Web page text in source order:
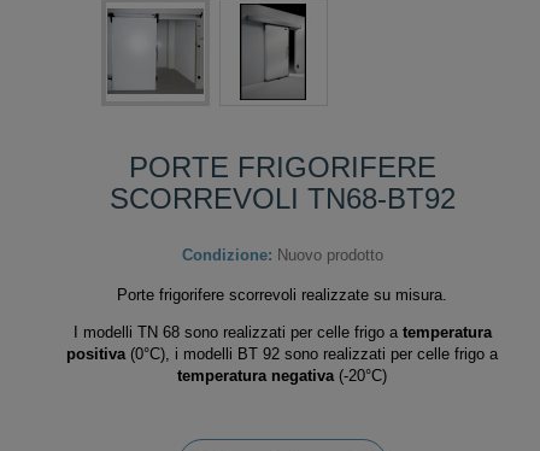
PORTE FRIGORIFERE
SCORREVOLI TN68-BT92
Condizione: Nuovo prodotto
Porte frigorifere scorrevoli realizzate su misura.
I modelli TN 68 sono realizzati per celle frigo a temperatura
positiva (0°C), i modelli BT 92 sono realizzati per celle frigo a
temperatura negativa (-20°C)